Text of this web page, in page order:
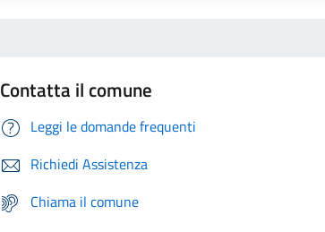
Contatta il comune
Leggi le domande frequenti
Richiedi Assistenza
Chiama il comune